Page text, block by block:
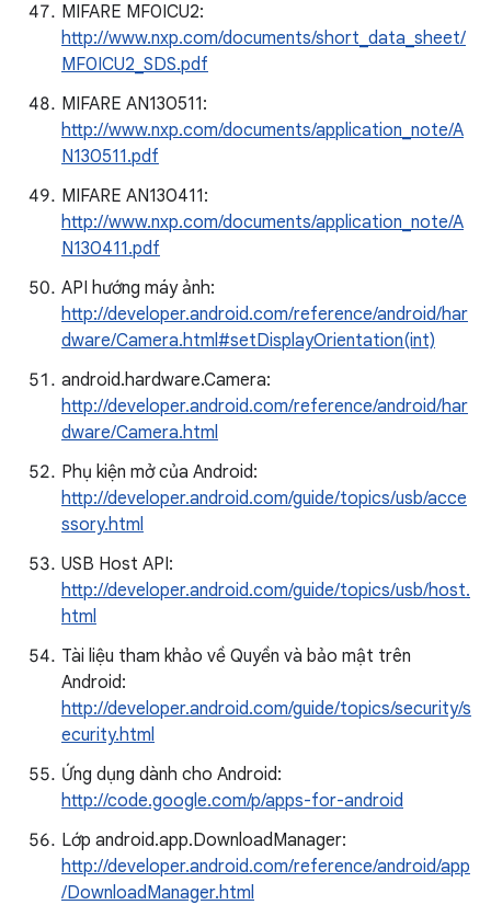
MIFARE MF0ICU2:
http://www.nxp.com/documents/short_data_sheet/
MF0ICU2_SDS.pdf
MIFARE AN130511:
http://www.nxp.com/documents/application_note/A
N130511.pdf
MIFARE AN130411:
http://www.nxp.com/documents/application_note/A
N130411.pdf
API hướng máy ảnh:
http://developer.android.com/reference/android/har
dware/Camera.html#setDisplayOrientation(int)
android.hardware.Camera:
http://developer.android.com/reference/android/har
dware/Camera.html
Phụ kiện mở của Android:
http://developer.android.com/guide/topics/usb/acce
ssory.html
USB Host API:
http://developer.android.com/guide/topics/usb/host.
html
Tài liệu tham khảo về Quyền và bảo mật trên
Android:
http://developer.android.com/guide/topics/security/s
ecurity.html
Ứng dụng dành cho Android:
http://code.google.com/p/apps-for-android
Lớp android.app.DownloadManager:
http://developer.android.com/reference/android/app
/DownloadManager.html